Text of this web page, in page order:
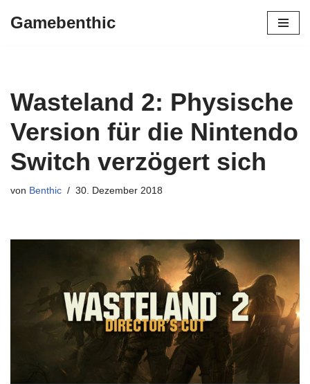
Gamebenthic
Wasteland 2: Physische
Version für die Nintendo
Switch verzögert sich
von Benthic 30. Dezember 2018